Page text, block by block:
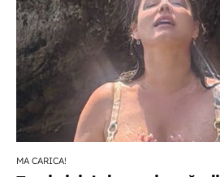
MA CARICA!